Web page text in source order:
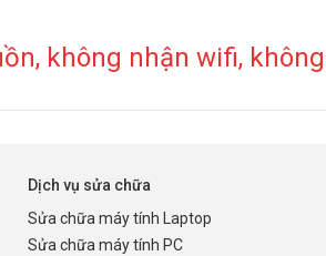
không nhận wifi,
Dịch vụ sửa chữa
Sửa chữa máy tính Laptop
Sửa chữa máy tính PC